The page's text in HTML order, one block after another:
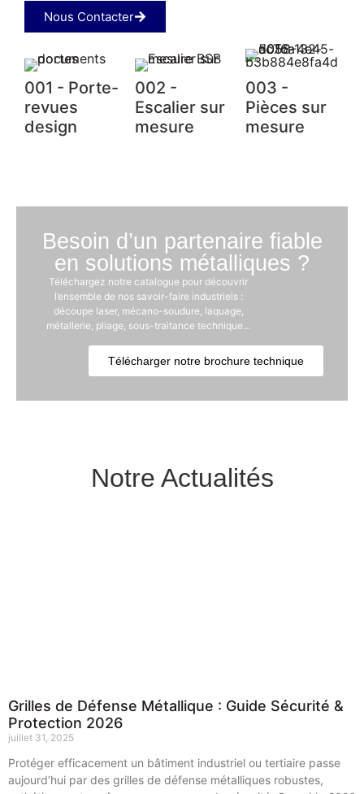
Nous Contacter
001 - Porte-
revues
design
002 -
Escalier sur
mesure
003 -
Pièces sur
mesure
Besoin d’un partenaire fiable
en solutions métalliques ?
Téléchargez notre catalogue pour découvrir
l’ensemble de nos savoir-faire industriels :
découpe laser, mécano-soudure, laquage,
métallerie, pliage, sous-traitance technique…
Télécharger notre brochure technique
Notre Actualités
Grilles de Défense Métallique : Guide Sécurité &
Protection 2026
juillet 31, 2025
Protéger efficacement un bâtiment industriel ou tertiaire passe
aujourd’hui par des grilles de défense métalliques robustes,